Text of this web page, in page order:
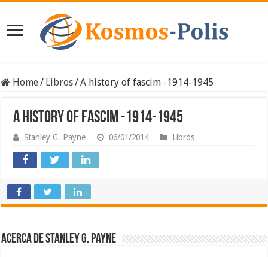
Home/ Libros/A history of fascim -1914-1945
A history of fascim -1914-1945
Stanley G. Payne 06/01/2014 Libros
Acerca de Stanley G. Payne